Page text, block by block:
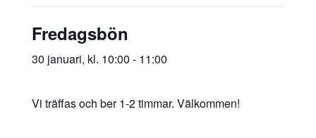
Fredagsbön
30 januari, kl. 10:00 - 11:00
Vi träffas och ber 1-2 timmar. Välkommen!